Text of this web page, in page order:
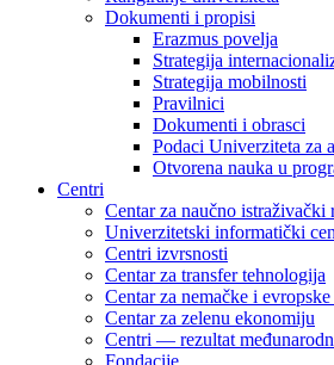
Dokumenti i propisi
Erazmus povelja
Strategija
Strategija mobilnosti
Pravilnici
Dokumenti i obrasci
Podaci Univerziteta za
Otvorena nauka u
Centri
Centar za naučno
Univerzitetski informatički
Centri izvrsnosti
Centar za transfer tehnologija
Centar za nemačke i
Centar za zelenu ekonomiju
Centri — rezultat
Fondacije